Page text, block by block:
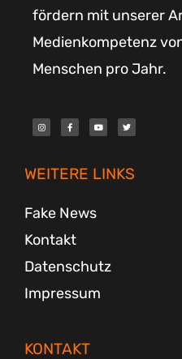
fördern mit unserer
Medienkompetenz
Menschen pro Jahr.
I
n
s
a
m
F
a
c
k
-
Y
o
u
T
w
i
WEITERE LINKS
Fake News
Kontakt
Datenschutz
Impressum
KONTAKT